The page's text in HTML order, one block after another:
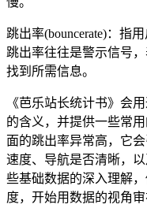
跳出率(bouncerate)：指
跳出率往往是警示信号
找到所需信息。
《芭乐站长统计书》会
的含义，并提供一些常
面的跳出率异常高，它
速度、导航是否清晰，
些基础数据的深入理解
度，开始用数据的视角审